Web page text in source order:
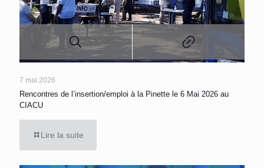
7 mai 2026
Rencontres de l’insertion/emploi à la Pinette le 6 Mai 2026 au
CIACU
Lire la suite